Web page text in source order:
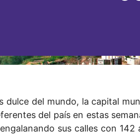
dulce del mundo, la capital
del país en estas
sus calles con